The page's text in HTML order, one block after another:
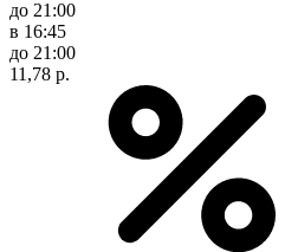
до 21:00
в 16:45
до 21:00
11,78 р.